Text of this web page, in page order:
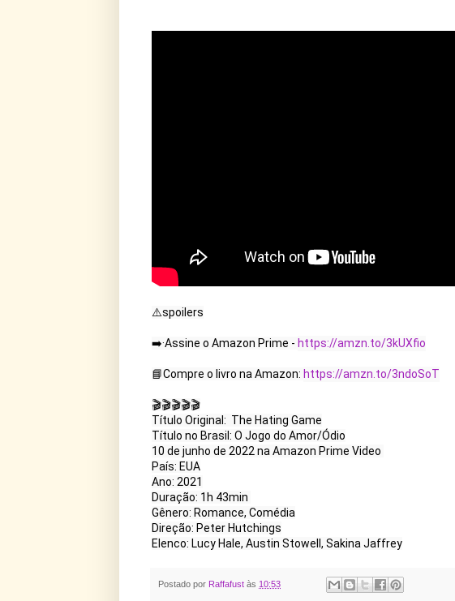
⚠️spoilers
➡️·Assine o Amazon Prime - https://amzn.to/3kUXfio​
📘Compre o livro na Amazon: https://amzn.to/3ndoSoT
🎬🎬🎬🎬🎬
Título Original:  The Hating Game
Título no Brasil: O Jogo do Amor/Ódio
10 de junho de 2022 na Amazon Prime Video
País: EUA
Ano: 2021
Duração: 1h 43min
Gênero: Romance, Comédia
Direção: Peter Hutchings
Elenco: Lucy Hale, Austin Stowell, Sakina Jaffrey
Postado por Raffafust às 10:53